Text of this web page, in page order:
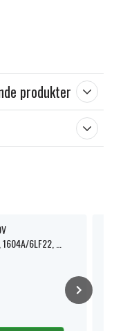
produkter
6LF22, 1-